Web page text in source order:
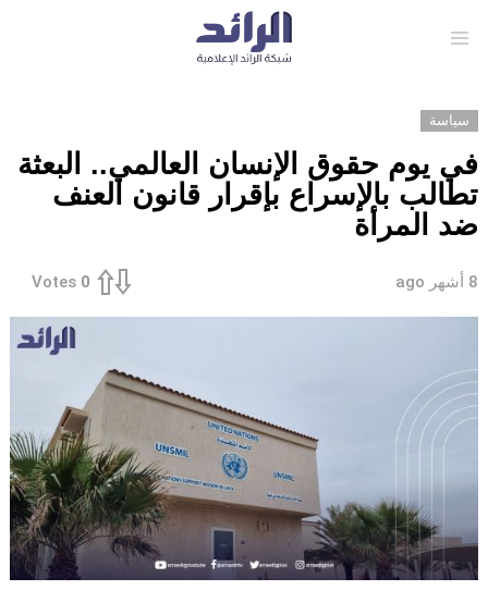
سياسة
في يوم حقوق الإنسان العالمي.. البعثة
تطالب بالإسراع بإقرار قانون العنف
ضد المرأة
8 أشهر ago 0
Votes